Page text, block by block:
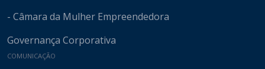
- Câmara da Mulher Empreendedora
Governança Corporativa
COMUNICAÇÃO